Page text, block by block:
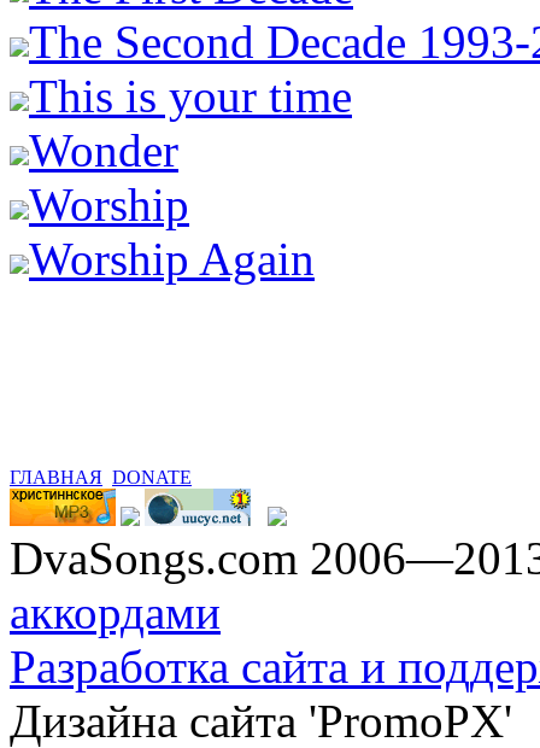
The Second Decade
This is your time
Wonder
Worship
Worship Again
ГЛАВНАЯ DONATE
DvaSongs.com
аккордами
Разработка сайта и
Дизайна сайта 'PromoPX'